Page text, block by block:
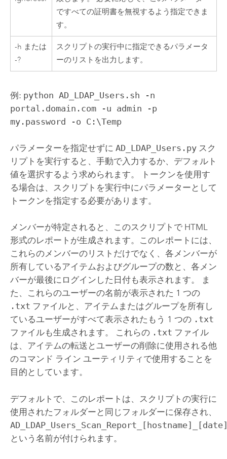
ですべての証明書を無視するよう指定できま
す。
-h または
-?
スクリプトの実行中に指定できるパラメータ
ーのリストを出力します。
例: python AD_LDAP_Users.sh -n
portal.domain.com -u admin -p
my.password -o C:\Temp
パラメーターを指定せずに AD_LDAP_Users.pyスク
リプトを実行すると、手動で入力するか、デフォルト
値を選択するよう求められます。 トークンを使用す
る場合は、スクリプトを実行中にパラメーターとして
トークンを指定する必要があります。
メンバーが特定されると、このスクリプトで HTML
形式のレポートが生成されます。このレポートには、
これらのメンバーのリストだけでなく、各メンバーが
所有しているアイテムおよびグループの数と、各メン
バーが最後にログインした日付も表示されます。 ま
た、これらのユーザーの名前が表示された 1 つの
.txt ファイルと、アイテムまたはグループを所有し
ているユーザーがすべて表示されたもう 1 つの .txt
ファイルも生成されます。 これらの .txt ファイル
は、アイテムの転送とユーザーの削除に使用される他
のコマンド ライン ユーティリティで使用することを
目的としています。
デフォルトで、このレポートは、スクリプトの実行に
使用されたフォルダーと同じフォルダーに保存され、
という名前が付けられます。